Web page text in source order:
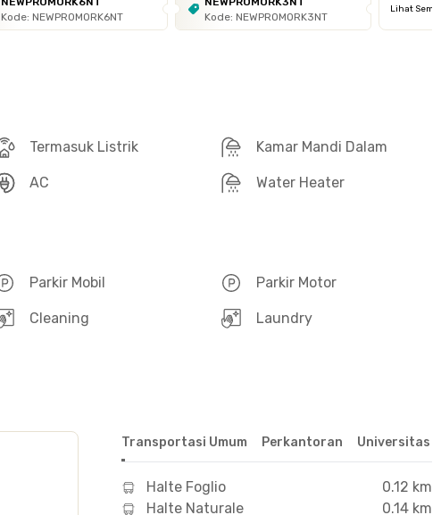
Kode: NEWPROMORK6NT
Kode: NEWPROMORK3NT
Lihat Semua
Termasuk Listrik Kamar Mandi Dalam
AC Water Heater
Parkir Mobil Parkir Motor
Cleaning Laundry
Transportasi Umum Perkantoran Universitas
Halte Foglio
0.12 km
Halte Naturale
0.14 km